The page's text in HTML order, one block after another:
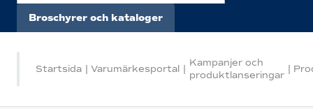
Broschyrer och kataloger
Startsida | Varumärkesportal |
Kampanjer och
produktlanseringar
|